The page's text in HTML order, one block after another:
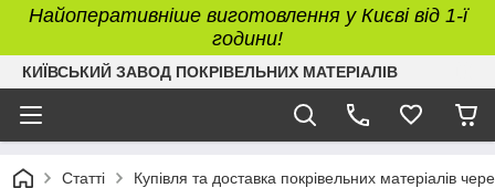
Найоперативніше виготовлення у Києві від 1-ї
години!
КИЇВСЬКИЙ ЗАВОД ПОКРІВЕЛЬНИХ МАТЕРІАЛІВ
Статті Купівля та доставка покрівельних матеріалів